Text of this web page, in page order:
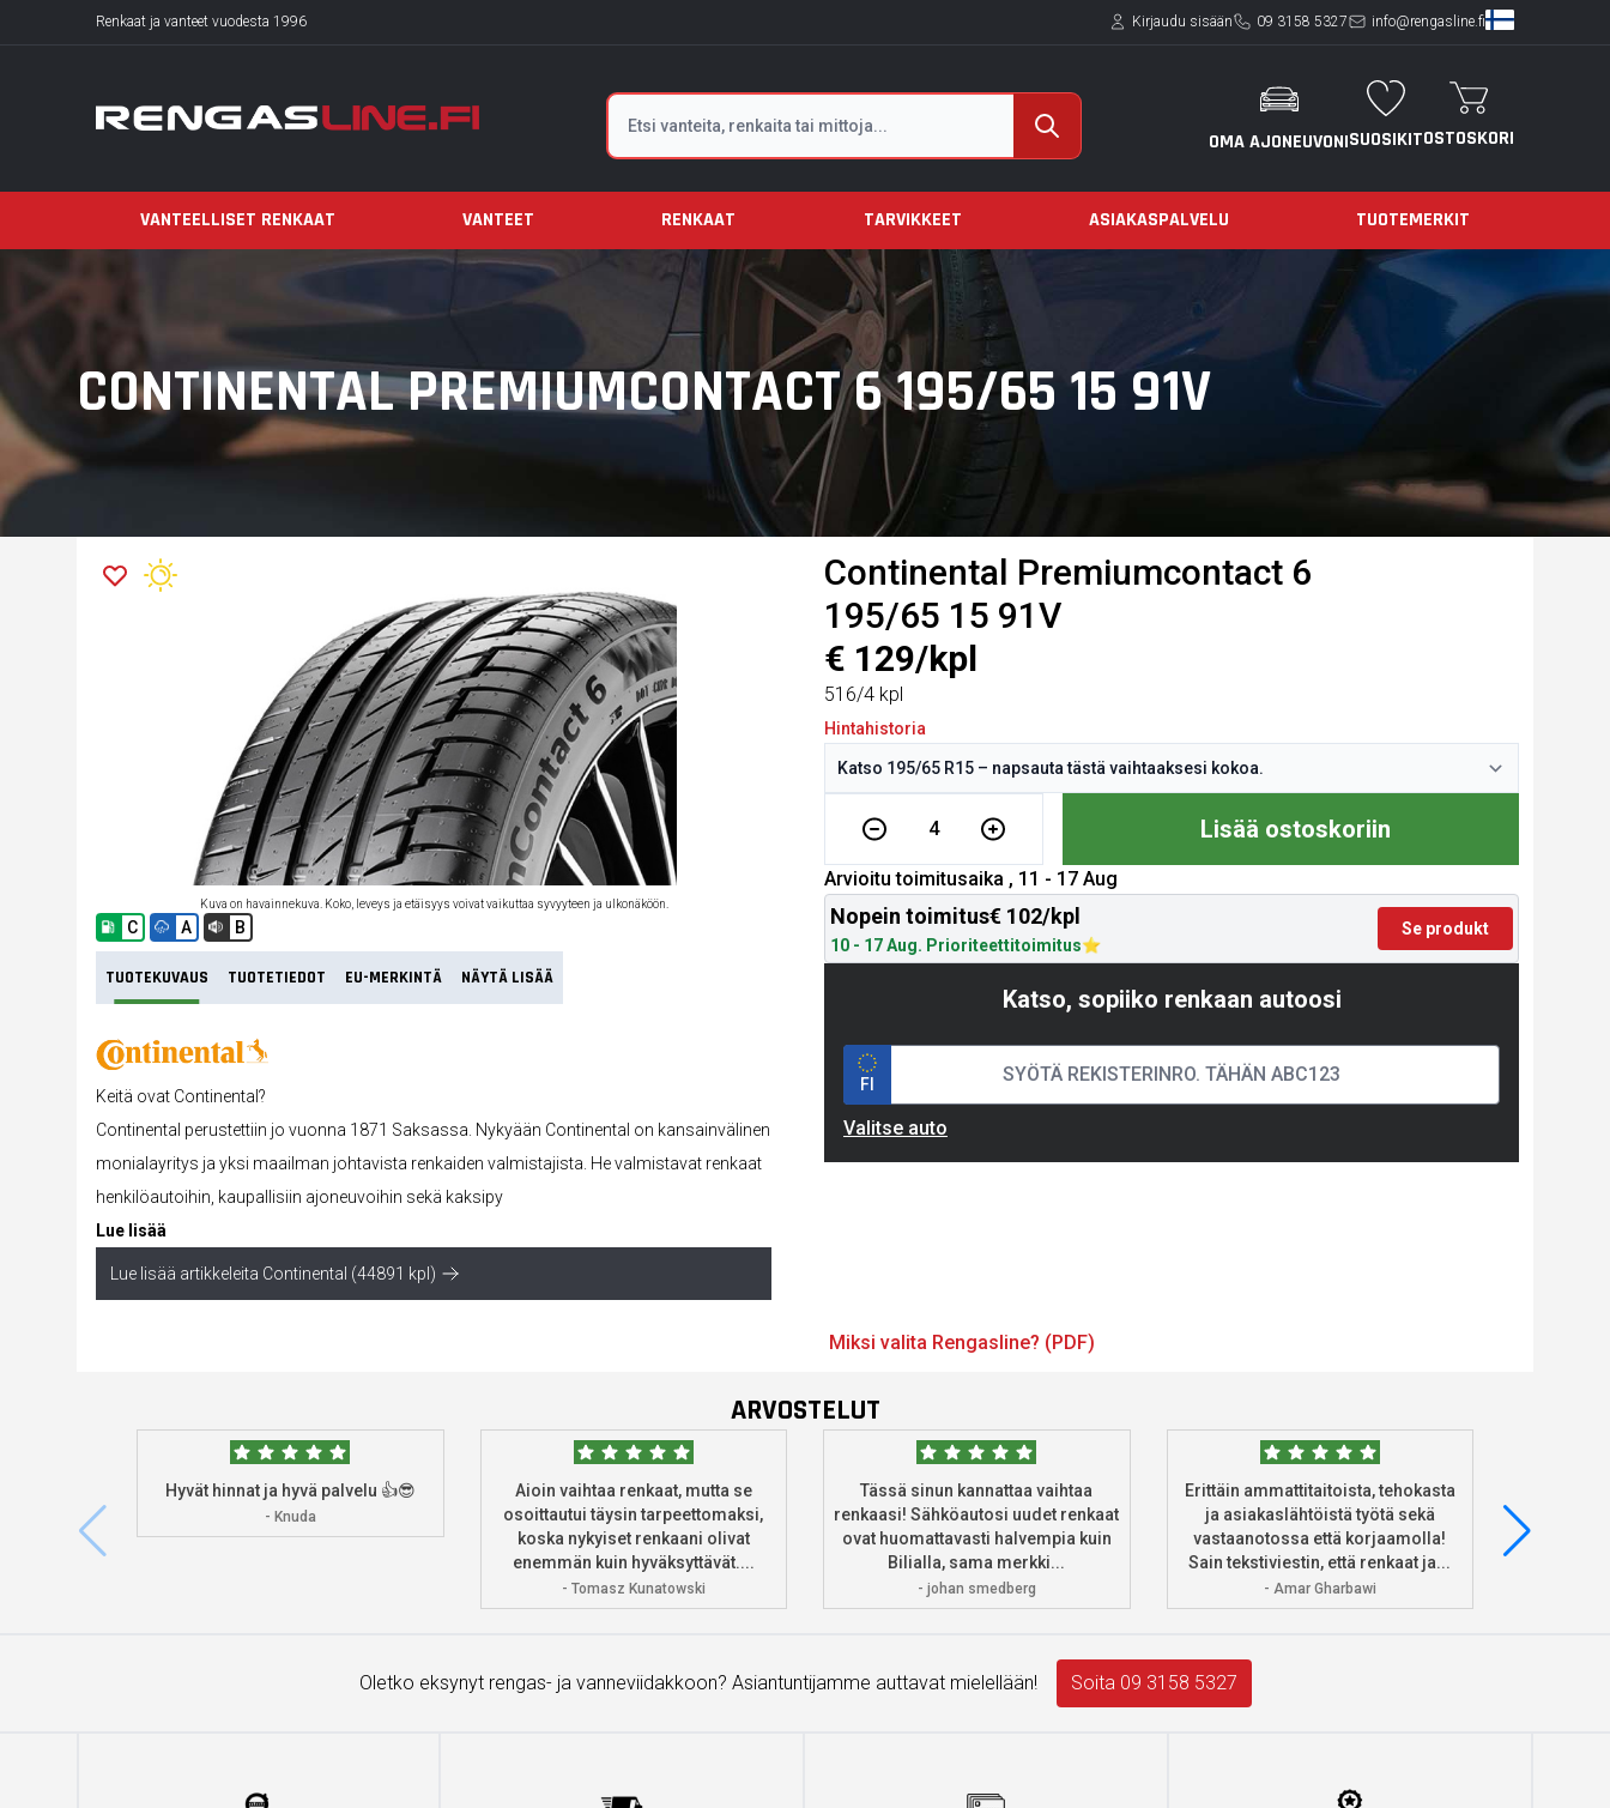
Renkaat ja vanteet vuodesta 1996 Kirjaudu sisään 09 3158 5327 info@rengasline.fi
Etsi
OMA AJONEUVONISUOSIKITOSTOSKORI
VANTEELLISET RENKAAT VANTEET RENKAAT TARVIKKEET ASIAKASPALVELU TUOTEMERKIT
CONTINENTAL PREMIUMCONTACT 6 195/65 15 91V
Continental Premiumcontact 6
195/65 15 91V
€ 129/kpl
516/4 kpl
Hintahistoria
4 Lisää ostoskoriin
Arvioitu toimitusaika , 11 - 17 Aug
Nopein toimitus€ 102/kpl
10 - 17 Aug. Prioriteettitoimitus
Se produkt
Katso, sopiiko renkaan autoosi
FI
Valitse auto
Kuva on havainnekuva. Koko, leveys ja etäisyys voivat vaikuttaa syvyyteen ja ulkonäköön.
C A B
TUOTEKUVAUS TUOTETIEDOT EU-MERKINTÄ NÄYTÄ LISÄÄ
Keitä ovat Continental?
Continental perustettiin jo vuonna 1871 Saksassa. Nykyään Continental on kansainvälinen
monialayritys ja yksi maailman johtavista renkaiden valmistajista. He valmistavat renkaat
henkilöautoihin, kaupallisiin ajoneuvoihin sekä kaksipy
Lue lisää
Lue lisää artikkeleita Continental (44891 kpl)
Miksi valita Rengasline? (PDF)
ARVOSTELUT
Hyvät hinnat ja hyvä palvelu 👍😎
- Knuda
Aioin vaihtaa renkaat, mutta se
osoittautui täysin tarpeettomaksi,
koska nykyiset renkaani olivat
enemmän kuin hyväksyttävät....
- Tomasz Kunatowski
Tässä sinun kannattaa vaihtaa
renkaasi! Sähköautosi uudet renkaat
ovat huomattavasti halvempia kuin
Bilialla, sama merkki...
- johan smedberg
Erittäin ammattitaitoista, tehokasta
ja asiakaslähtöistä työtä sekä
vastaanotossa että korjaamolla!
Sain tekstiviestin, että renkaat ja...
- Amar Gharbawi
Oletko eksynyt rengas- ja vanneviidakkoon? Asiantuntijamme auttavat mielellään! Soita 09 3158 5327